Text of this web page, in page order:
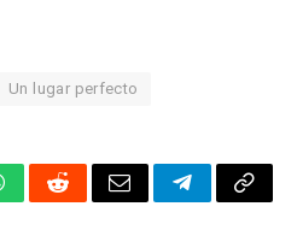
Un lugar perfecto
RedditCorreoTelegrama